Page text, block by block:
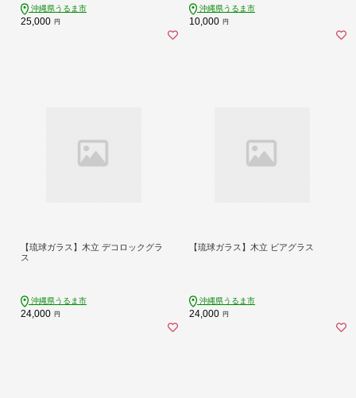
い 秋の味覚 キャンプ うるマル
シェ うるま 牛肉 赤身
沖縄県うるま市
25,000 円
沖縄県うるま市
10,000 円
【琉球ガラス】木立 デコロックグラ
ス
沖縄県うるま市
24,000 円
【琉球ガラス】木立 ビアグラス
沖縄県うるま市
24,000 円